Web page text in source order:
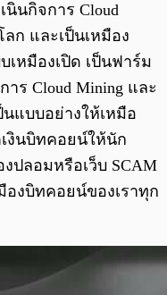
นินกิจการ Cloud
ก และเป็นเหมือง
เหมืองเปิด เป็นฟาร์ม
ร Cloud Mining และ
นแบบอย่างให้เหมือ
งินบิทคอยน์ให้นัก
ปลอมหรือเว็บ SCAM
งบิทคอยน์ของเราทุก